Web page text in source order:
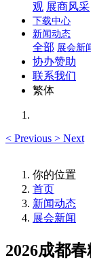
观 展商风采
下载中心
新闻动态
全部 展会新
协办赞助
联系我们
繁体
< Previous > Next
你的位置
首页
新闻动态
展会新闻
2026成都